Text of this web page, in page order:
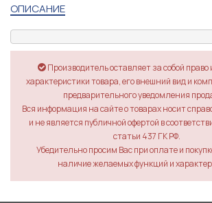
ОПИСАНИЕ
Производитель оставляет за собой
характеристики товара, его внешний вид и
предварительного уведомления
Вся информация на сайте о товарах носит
и не является публичной офертой в
статьи 437 ГК РФ.
Убедительно просим Вас при оплате и
наличие желаемых функций и